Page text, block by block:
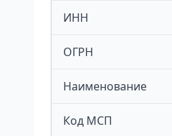
ИНН
ОГРН
Наименование
Код МСП